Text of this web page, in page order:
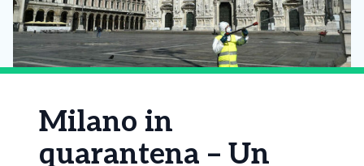
Milano in
quarantena – Un